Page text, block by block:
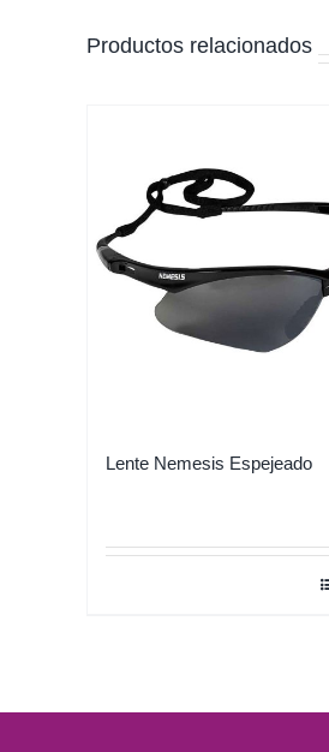
Productos relacionados
Lente Nemesis Espejeado